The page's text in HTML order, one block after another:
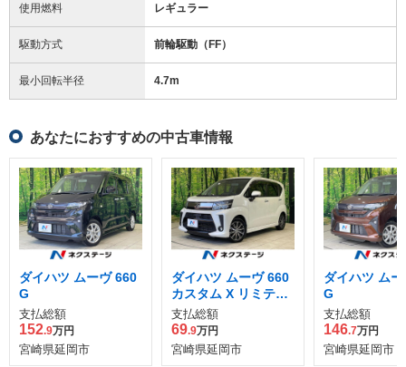
使用燃料 レギュラー
駆動方式 前輪駆動（FF）
最小回転半径 4.7m
あなたにおすすめの中古車情報
ダイハツ ムーヴ 660
G
支払総額
152.9万円
宮崎県延岡市
ダイハツ ムーヴ 660
カスタム X リミテッ
ド SAIII
支払総額
69.9万円
宮崎県延岡市
ダイハツ ム
G
支払総額
146.7万円
宮崎県延岡市